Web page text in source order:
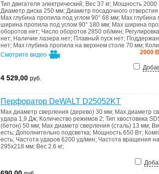
Тип двигателя электрический; Вес 37 кг; Мощность 2000
Диаметр диска 250 мм; Диаметр посадочного отверстия
Max глубина пропила под углом 90° 68 мм; Max глубина
ширина пропила под углом 90° 180 мм; Max ширина
оборотов нет; Число оборотов 2850 об/мин;
нет; Наличие лазера нет; Плавный пуск нет;
нет; Мах глубина пропила на верхнем столе 70 мм;
2000
Смотрите видео
4 529,00 руб.
Перфоратор DeWALT D25052KT
Мах диаметр сверления (дерево) 30 мм; Max диаметр
удара 1,9 Дж; Количество режимов 2; Тип хвостовика
(бетон) 50 мм; Мах диаметр сверления (сталь) 13 мм;
есть; Дополнительно подсветка; Мощность 650 Вт;
есть; Частота ударов 6200 уд/мин; Частота вращения
295х218 мм; Вес 2.6 кг;